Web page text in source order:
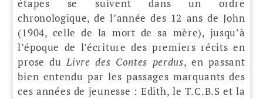
étapes se suivent dans un ordre
chronologique, de l’année des 12 ans de John
(1904, celle de la mort de sa mère), jusqu’à
l’époque de l’écriture des premiers récits en
prose duLivre des Contes perdus, en passant
bien entendu par les passages marquants des
ces années de jeunesse : Edith, le T.C.B.S et la